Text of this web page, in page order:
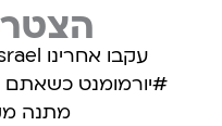
#יורמומנט כשאתם
מתנה